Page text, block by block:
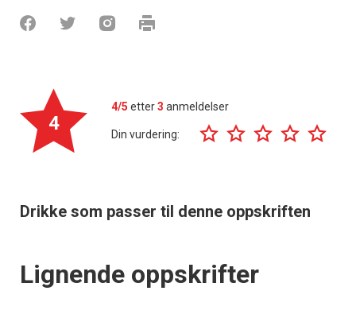
4
4/5 etter3 anmeldelser
Din vurdering:
Drikke som passer til denne oppskriften
Lignende oppskrifter